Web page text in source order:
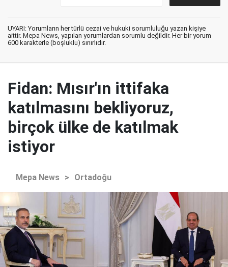
UYARI: Yorumların her türlü cezai ve hukuki sorumluluğu yazan kişiye
aittir. Mepa News, yapılan yorumlardan sorumlu değildir. Her bir yorum
600 karakterle (boşluklu) sınırlıdır.
Fidan: Mısır'ın ittifaka
katılmasını bekliyoruz,
birçok ülke de katılmak
istiyor
Mepa News > Ortadoğu